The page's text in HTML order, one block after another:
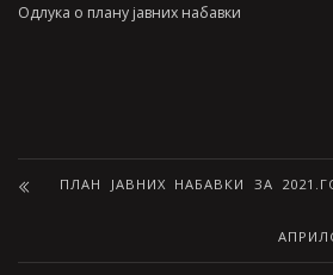
Одлука о плану јавних набавки
ПЛАН ЈАВНИХ НАБАВКИ ЗА